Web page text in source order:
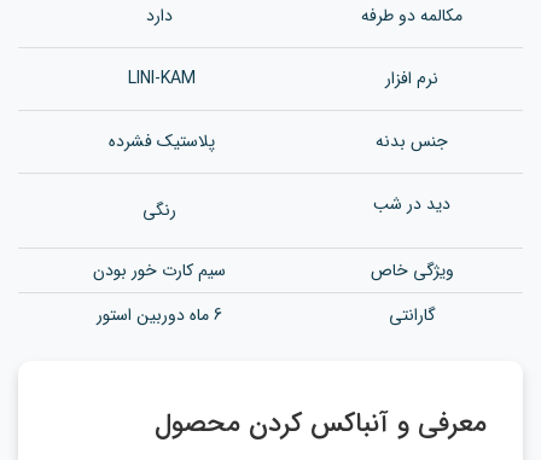
مکالمه دو طرفه دارد
نرم افزار LINI-KAM
جنس بدنه پلاستیک فشرده
دید در شب رنگی
ویژگی خاص
سیم کارت خور بودن
گارانتی
6 ماه دوربین استور
معرفی و آنباکس کردن محصول